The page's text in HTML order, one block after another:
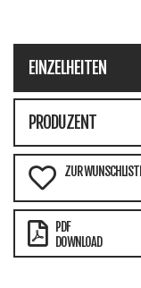
EINZELHEITEN
PRODUZENT
ZUR
PDF
DOWNLOAD